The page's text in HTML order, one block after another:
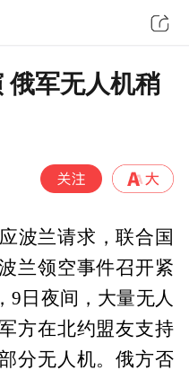
俄军无人机稍
波兰请求，联合国
兰领空事件召开紧
9日夜间，大量无人
方在北约盟友支持
分无人机。俄方否